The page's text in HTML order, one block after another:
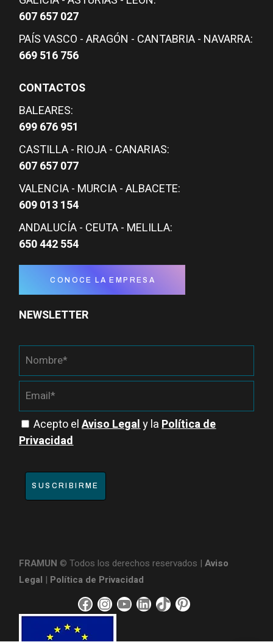
607 657 027
PAÍS VASCO - ARAGÓN - CANTABRIA - NAVARRA:
669 516 756
CONTACTOS
BALEARES:
699 676 951
CASTILLA - RIOJA - CANARIAS:
607 657 077
VALENCIA - MURCIA - ALBACETE:
609 013 154
ANDALUCÍA - CEUTA - MELILLA:
650 442 554
CONOCE LA EMPRESA
NEWSLETTER
Acepto elAviso Legaly laPolítica de
Privacidad
SUSCRIBIRME
FRAMUN © Todos los derechos reservados |Aviso
Legal | Política de Privacidad
F
a
I Y L T P